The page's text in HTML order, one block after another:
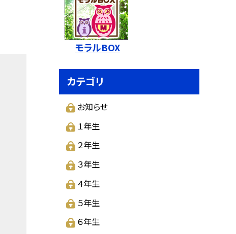
モラルBOX
カテゴリ
お知らせ
１年生
２年生
３年生
４年生
５年生
６年生